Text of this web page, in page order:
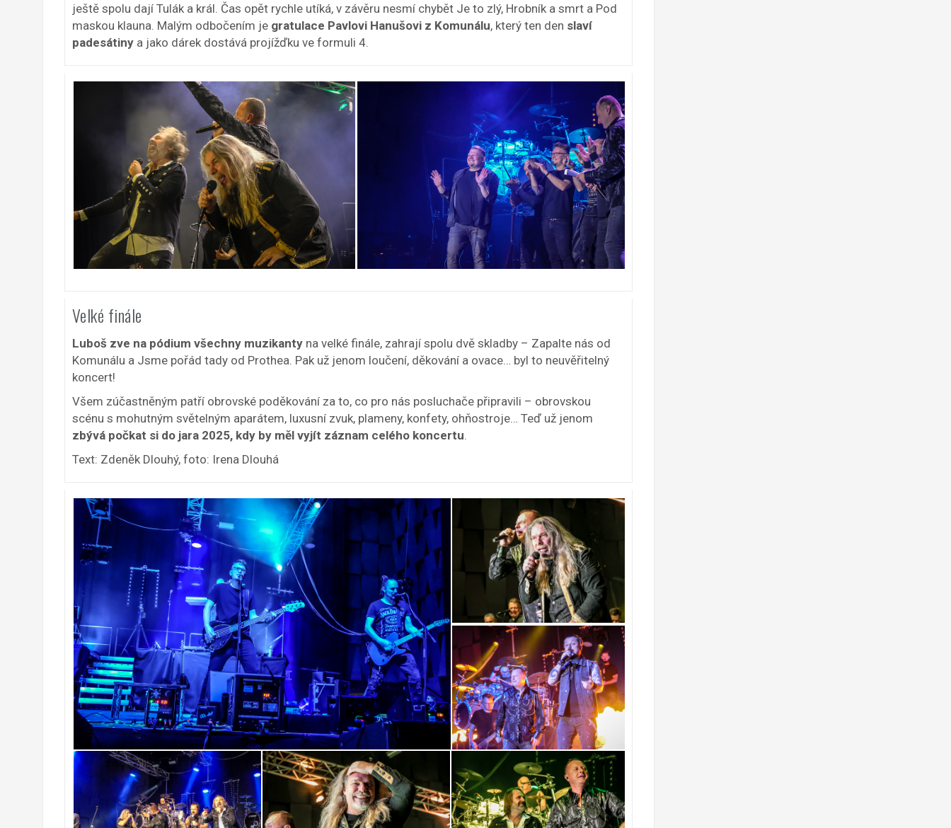
ještě spolu dají Tulák a král. Čas opět rychle utíká, v závěru nesmí chybět Je to zlý, Hrobník a smrt a Pod
maskou klauna. Malým odbočením je gratulace Pavlovi Hanušovi z Komunálu, který ten den slaví
padesátinya jako dárek dostává projížďku ve formuli 4.
Velké finále
Luboš zve na pódium všechny muzikantyna velké finále, zahrají spolu dvě skladby – Zapalte nás od
Komunálu a Jsme pořád tady od Prothea. Pak už jenom loučení, děkování a ovace… byl to neuvěřitelný
koncert!
Všem zúčastněným patří obrovské poděkování za to, co pro nás posluchače připravili – obrovskou
scénu s mohutným světelným aparátem, luxusní zvuk, plameny, konfety, ohňostroje… Teď už jenom
zbývá počkat si do jara 2025, kdy by měl vyjít záznam celého koncertu.
Text: Zdeněk Dlouhý, foto: Irena Dlouhá